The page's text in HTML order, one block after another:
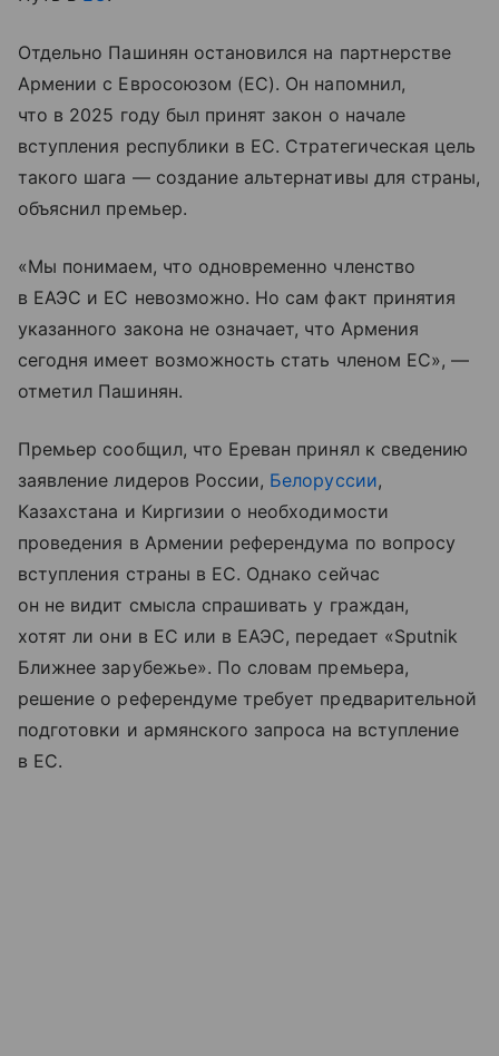
Отдельно Пашинян остановился на партнерстве
Армении с Евросоюзом (ЕС). Он напомнил,
что в 2025 году был принят закон о начале
вступления республики в ЕС. Стратегическая цель
такого шага — создание альтернативы для страны,
объяснил премьер.
«Мы понимаем, что одновременно членство
в ЕАЭС и ЕС невозможно. Но сам факт принятия
указанного закона не означает, что Армения
сегодня имеет возможность стать членом ЕС», —
отметил Пашинян.
Премьер сообщил, что Ереван принял к сведению
заявление лидеров России, Белоруссии,
Казахстана и Киргизии о необходимости
проведения в Армении референдума по вопросу
вступления страны в ЕС. Однако сейчас
он не видит смысла спрашивать у граждан,
хотят ли они в ЕС или в ЕАЭС, передает «Sputnik
Ближнее зарубежье». По словам премьера,
решение о референдуме требует предварительной
подготовки и армянского запроса на вступление
в ЕС.